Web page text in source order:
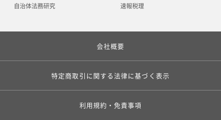
自治体法務研究
速報税理
会社概要
特定商取引に関する法律に基づく表示
利用規約・免責事項